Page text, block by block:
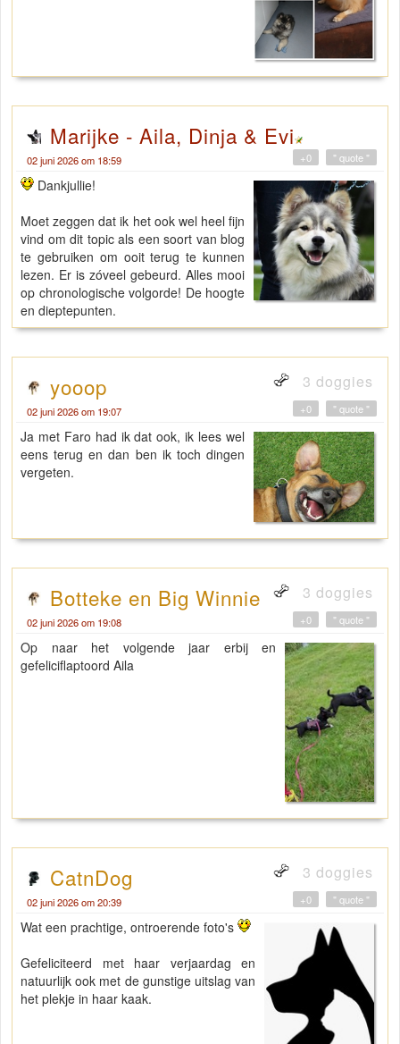
Marijke - Aila, Dinja & Evi
02 juni 2026 om 18:59 " quote "
+0
Dankjullie!
Moet zeggen dat ik het ook wel heel fijn
vind om dit topic als een soort van blog
te gebruiken om ooit terug te kunnen
lezen. Er is zóveel gebeurd. Alles mooi
op chronologische volgorde! De hoogte
en dieptepunten.
yooop 3 doggies
02 juni 2026 om 19:07 " quote "
+0
Ja met Faro had ik dat ook, ik lees wel
eens terug en dan ben ik toch dingen
vergeten.
Botteke en Big Winnie 3 doggies
02 juni 2026 om 19:08 " quote "
+0
Op naar het volgende jaar erbij en
gefeliciflaptoord Aila
CatnDog 3 doggies
02 juni 2026 om 20:39 " quote "
+0
Wat een prachtige, ontroerende foto's
Gefeliciteerd met haar verjaardag en
natuurlijk ook met de gunstige uitslag van
het plekje in haar kaak.